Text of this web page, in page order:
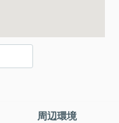
周辺環境